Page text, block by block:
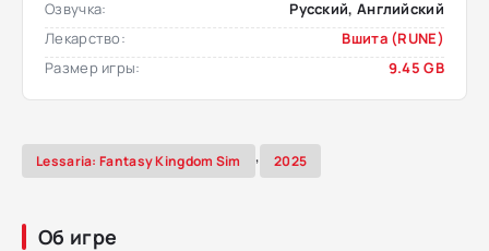
Озвучка:
Русский, Английский
Лекарство:
Вшита (RUNE)
Размер игры:
9.45 GB
Lessaria: Fantasy Kingdom Sim , 2025
Об игре